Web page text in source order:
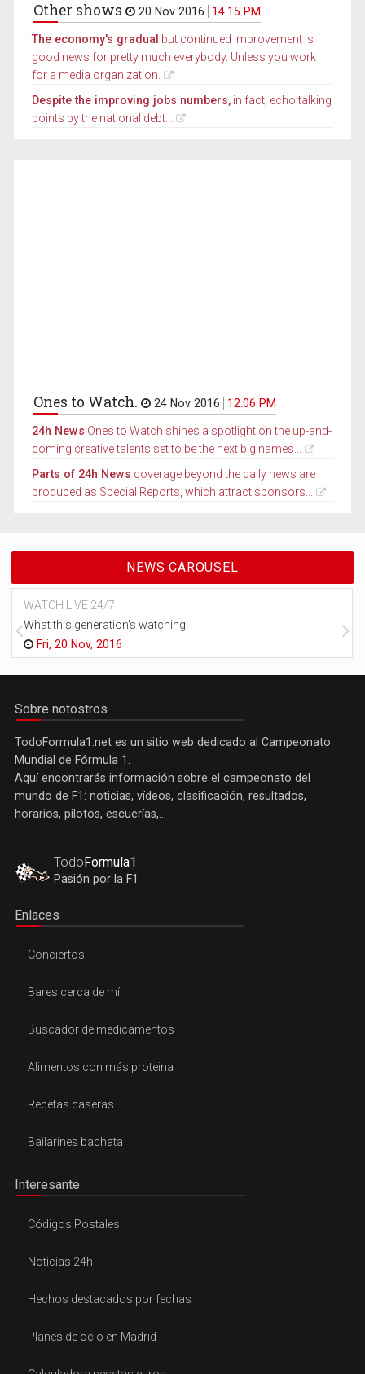
Other shows 20 Nov 2016 14.15 PM
The economy's gradual but continued improvement is
good news for pretty much everybody. Unless you work
for a media organization.
Despite the improving jobs numbers, in fact, echo talking
points by the national debt...
Ones to Watch. 24 Nov 2016 12.06 PM
24h News Ones to Watch shines a spotlight on the up-and-
coming creative talents set to be the next big names...
Parts of 24h News coverage beyond the daily news are
produced as Special Reports, which attract sponsors...
NEWS CAROUSEL
WATCH LIVE 24/7
What this generation's watching.
Fri, 20 Nov, 2016
Sobre notostros
TodoFormula1.net es un sitio web dedicado al Campeonato
Mundial de Fórmula 1.
Aquí encontrarás información sobre el campeonato del
mundo de F1: noticias, vídeos, clasificación, resultados,
horarios, pilotos, escuerías,...
Todo Formula1
Pasión por la F1
Enlaces
Conciertos
Bares cerca de mí
Buscador de medicamentos
Alimentos con más proteina
Recetas caseras
Bailarines bachata
Interesante
Códigos Postales
Noticias 24h
Hechos destacados por fechas
Planes de ocio en Madrid